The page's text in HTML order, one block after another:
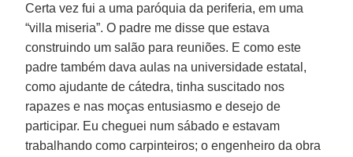
Certa vez fui a uma paróquia da periferia, em uma
“villa miseria”. O padre me disse que estava
construindo um salão para reuniões. E como este
padre também dava aulas na universidade estatal,
como ajudante de cátedra, tinha suscitado nos
rapazes e nas moças entusiasmo e desejo de
participar. Eu cheguei num sábado e estavam
trabalhando como carpinteiros; o engenheiro da obra